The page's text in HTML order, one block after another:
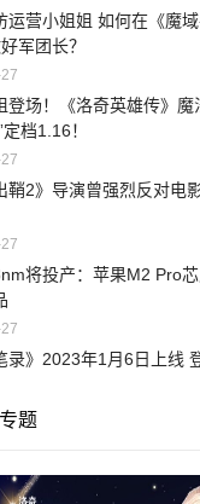
运营小姐姐 如何在《魔
军团长？
登场！《洛奇英雄传》魔
档1.16！
鞘2》导演曾强烈反对电
将投产：苹果M2 Pro
录》2023年1月6日上线
27
题